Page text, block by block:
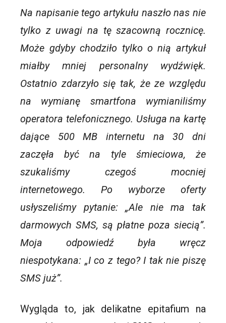
Na napisanie tego artykułu naszło nas nie
tylko z uwagi na tę szacowną rocznicę.
Może gdyby chodziło tylko o nią artykuł
miałby mniej personalny wydźwięk.
Ostatnio zdarzyło się tak, że ze względu
na wymianę smartfona wymianiliśmy
operatora telefonicznego. Usługa na kartę
dające 500 MB internetu na 30 dni
zaczęła być na tyle śmieciowa, że
szukaliśmy czegoś mocniej
internetowego. Po wyborze oferty
usłyszeliśmy pytanie: „Ale nie ma tak
darmowych SMS, są płatne poza siecią”.
Moja odpowiedź była wręcz
niespotykana: „I co z tego? I tak nie piszę
SMS już”.
Wygląda to, jak delikatne epitafium na